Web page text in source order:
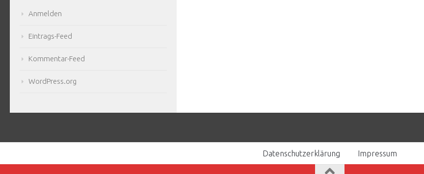
Anmelden
Eintrags-Feed
Kommentar-Feed
WordPress.org
Datenschutzerklärung Impressum